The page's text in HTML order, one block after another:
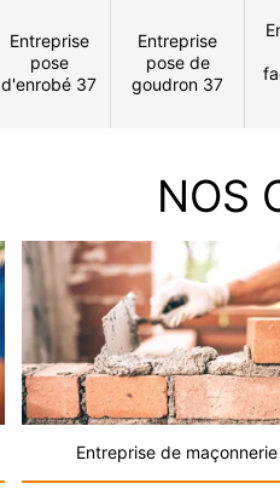
Entreprise
pose
d'enrobé 37
Entreprise
pose de
goudron 37
NOS
Entreprise de